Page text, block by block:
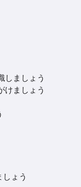
しましょう
けましょう
ょう